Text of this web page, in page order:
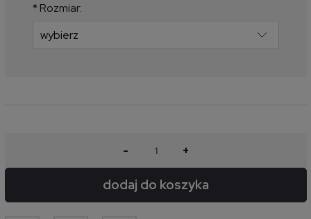
* Rozmiar:
- +
dodaj do koszyka